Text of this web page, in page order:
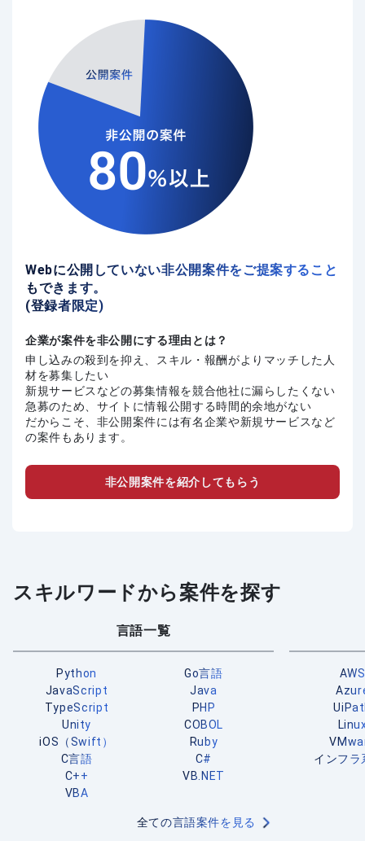
Webに公開していない非公開案件をご提案すること
もできます。
(登録者限定)
企業が案件を非公開にする理由とは？
申し込みの殺到を抑え、スキル・報酬がよりマッチした人
材を募集したい
新規サービスなどの募集情報を競合他社に漏らしたくない
急募のため、サイトに情報公開する時間的余地がない
だからこそ、非公開案件には有名企業や新規サービスなど
の案件もあります。
非公開案件を紹介してもらう
スキルワードから案件を探す
言語一覧
Python
Go言語
JavaScript
Java
TypeScript
PHP
Unity
COBOL
iOS（Swift）
Ruby
C言語
C#
C++
VB.NET
VBA
全ての言語案件を見る
AWS
インフラ